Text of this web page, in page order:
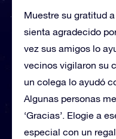
Muestre su gratitud
sienta agradecido
vez sus amigos lo
vecinos vigilaron su
un colega lo ayudó
Algunas personas
‘Gracias’. Elogie a
especial con un